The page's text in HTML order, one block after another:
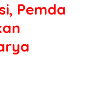
Pemda